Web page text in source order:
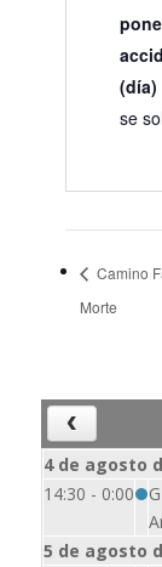
(día)
se
Camino
Morte
4 de agosto
14:30 - 0:00
5 de agosto